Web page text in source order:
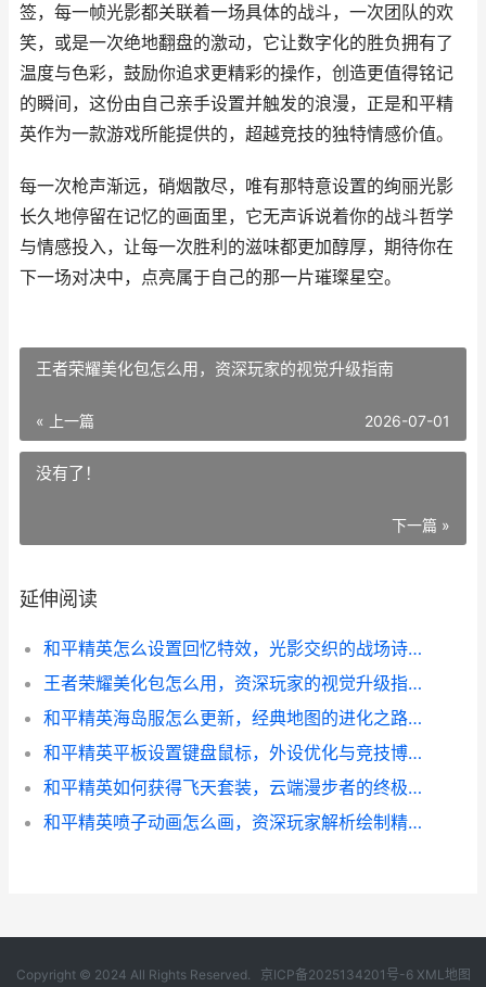
签，每一帧光影都关联着一场具体的战斗，一次团队的欢
笑，或是一次绝地翻盘的激动，它让数字化的胜负拥有了
温度与色彩，鼓励你追求更精彩的操作，创造更值得铭记
的瞬间，这份由自己亲手设置并触发的浪漫，正是和平精
英作为一款游戏所能提供的，超越竞技的独特情感价值。
每一次枪声渐远，硝烟散尽，唯有那特意设置的绚丽光影
长久地停留在记忆的画面里，它无声诉说着你的战斗哲学
与情感投入，让每一次胜利的滋味都更加醇厚，期待你在
下一场对决中，点亮属于自己的那一片璀璨星空。
王者荣耀美化包怎么用，资深玩家的视觉升级指南
« 上一篇 2026-07-01
没有了！
下一篇 »
延伸阅读
和平精英怎么设置回忆特效，光影交织的战场诗篇
王者荣耀美化包怎么用，资深玩家的视觉升级指南
和平精英海岛服怎么更新，经典地图的进化之路，副标题，从战术沙漠到动态战场的革新构想
和平精英平板设置键盘鼠标，外设优化与竞技博弈的思考
和平精英如何获得飞天套装，云端漫步者的终极指南
和平精英喷子动画怎么画，资深玩家解析绘制精髓
Copyright © 2024 All Rights Reserved. 京ICP备2025134201号-6 XML地图